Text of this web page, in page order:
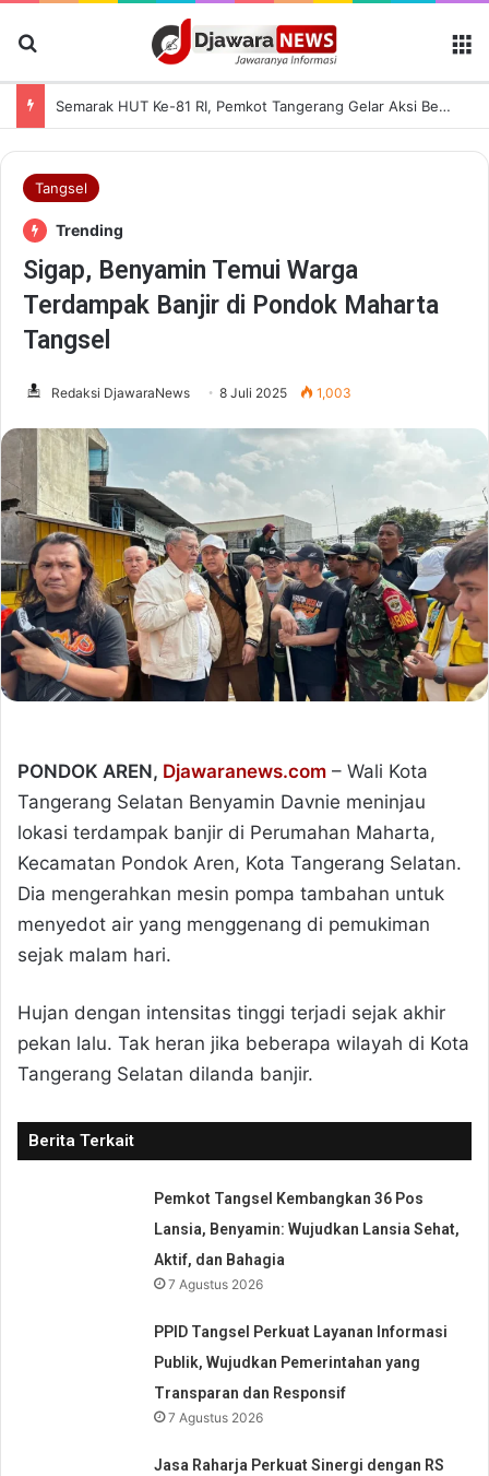
Semarak HUT Ke-81 RI, Pemkot Tangerang Gelar Aksi Bersih Kota dan Bagikan Bendera Merah Putih
Tangsel
Trending
Sigap, Benyamin Temui Warga
Terdampak Banjir di Pondok Maharta
Tangsel
Redaksi DjawaraNews 8 Juli 2025 1,003
PONDOK AREN, Djawaranews.com – Wali Kota
Tangerang Selatan Benyamin Davnie meninjau
lokasi terdampak banjir di Perumahan Maharta,
Kecamatan Pondok Aren, Kota Tangerang Selatan.
Dia mengerahkan mesin pompa tambahan untuk
menyedot air yang menggenang di pemukiman
sejak malam hari.
Hujan dengan intensitas tinggi terjadi sejak akhir
pekan lalu. Tak heran jika beberapa wilayah di Kota
Tangerang Selatan dilanda banjir.
Berita Terkait
Pemkot Tangsel Kembangkan 36 Pos
Lansia, Benyamin: Wujudkan Lansia Sehat,
Aktif, dan Bahagia
7 Agustus 2026
PPID Tangsel Perkuat Layanan Informasi
Publik, Wujudkan Pemerintahan yang
Transparan dan Responsif
7 Agustus 2026
Jasa Raharja Perkuat Sinergi dengan RS